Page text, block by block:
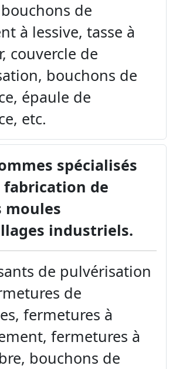
de
à lessive, tasse à
couvercle de
bouchons de
épaule de
etc.
spécialisés
fabrication de
moules
industriels.
de pulvérisation
de
fermetures à
fermetures à
bouchons de